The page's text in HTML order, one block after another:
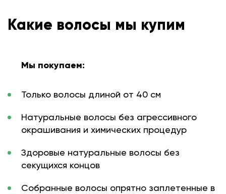
Какие волосы мы купим
Мы покупаем:
Только волосы длиной от 40 см
Натуральные волосы без агрессивного
окрашивания и химических процедур
Здоровые натуральные волосы без
секущихся концов
Собранные волосы опрятно заплетенные в